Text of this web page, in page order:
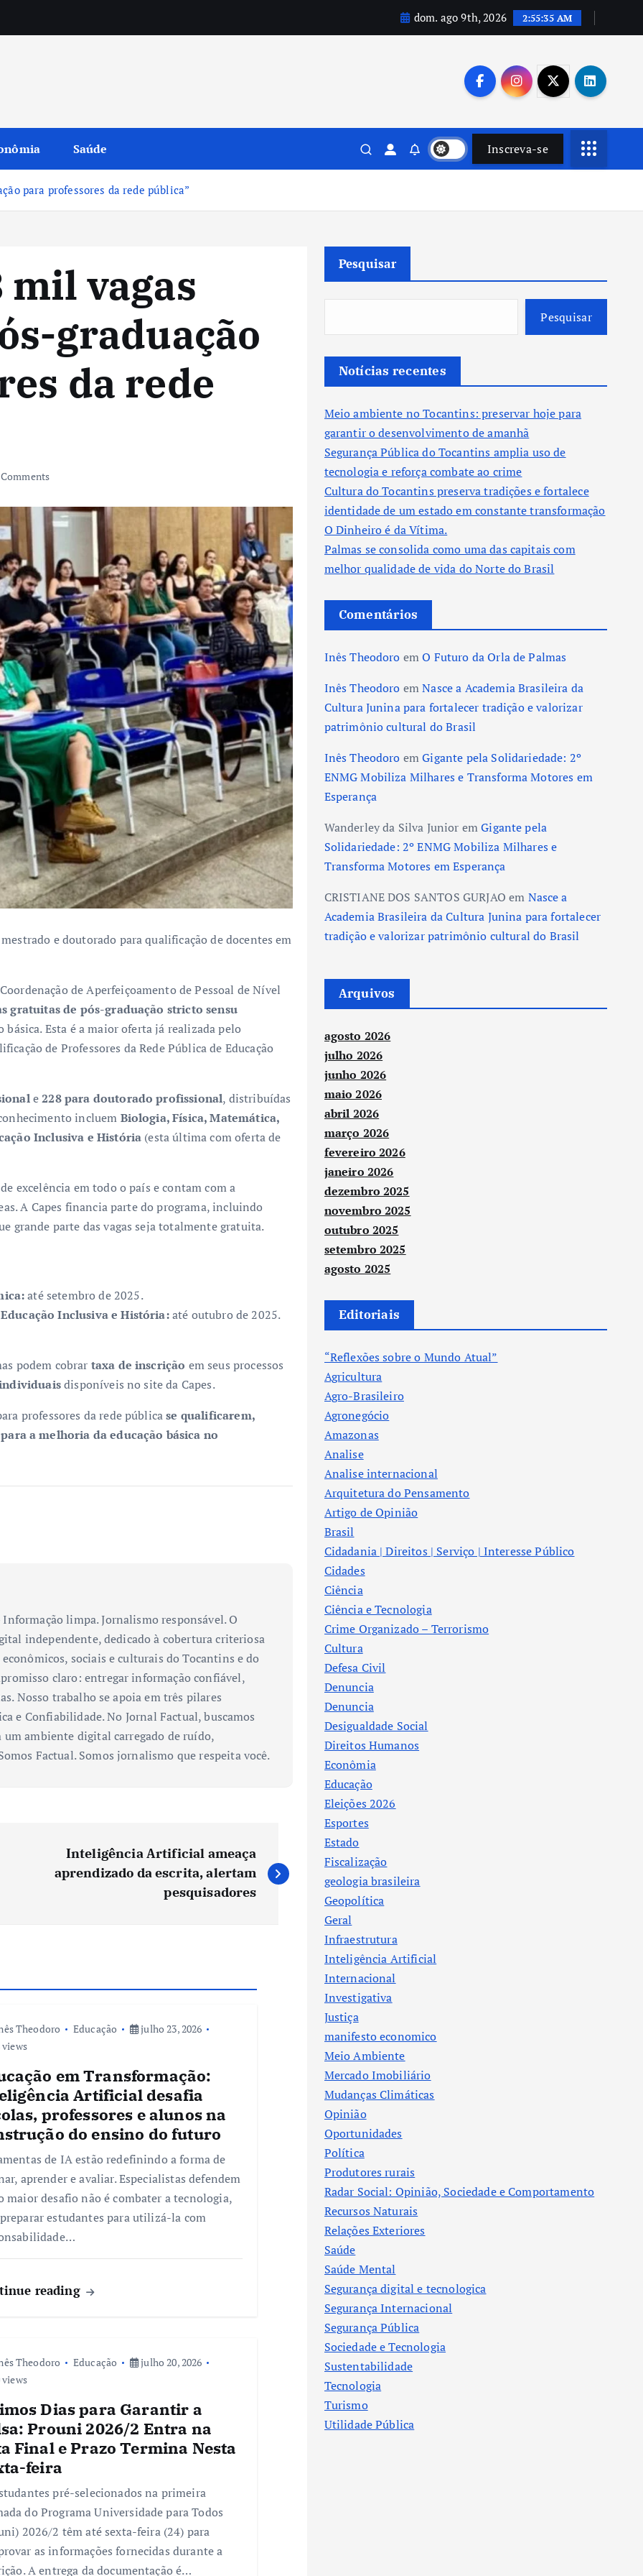
dom. ago 9th, 2026 2:55:36 AM
Saúde Inscreva-se
para professores da rede pública”
mil vagas
graduação
da rede
e doutorado para qualificação de docentes em
de Aperfeiçoamento de Pessoal de Nível
gratuitas de pós-graduação stricto sensu
básica. Esta é a maior oferta já realizada pelo
de Professores da Rede Pública de Educação
e228 para doutorado profissional, distribuídas
incluem Biologia, Física, Matemática,
Inclusiva e História (esta última com oferta de
excelência em todo o país e contam com a
A Capes financia parte do programa, incluindo
grande parte das vagas seja totalmente gratuita.
até setembro de 2025.
Inclusiva e História:até outubro de 2025.
podem cobrar taxa de inscrição em seus processos
disponíveis no site da Capes.
professores da rede públicase qualificarem,
a melhoria da educação básica no
limpa. Jornalismo responsável. O
independente, dedicado à cobertura criteriosa
sociais e culturais do Tocantins e do
claro: entregar informação confiável,
Nosso trabalho se apoia em três pilares
e Confiabilidade. No Jornal Factual, buscamos
ambiente digital carregado de ruído,
Factual. Somos jornalismo que respeita você.
Inteligência Artificial ameaça
aprendizado da escrita, alertam
pesquisadores
Theodoro Educação
julho 23, 2026
views
em Transformação:
Artificial desafia
professores e alunos na
do ensino do futuro
de IA estão redefinindo a forma de
aprender e avaliar. Especialistas defendem
maior desafio não é combater a tecnologia,
estudantes para utilizá-la com
reading
Theodoro Educação
julho 20, 2026
views
Dias para Garantir a
Prouni 2026/2 Entra na
Final e Prazo Termina Nesta
feira
pré-selecionados na primeira
do Programa Universidade para Todos
2026/2 têm até sexta-feira (24) para
as informações fornecidas durante a
A entrega da documentação é…
Pesquisar
Pesquisar
Notícias recentes
Meio ambiente no Tocantins: preservar hoje para
garantir o desenvolvimento de amanhã
Segurança Pública do Tocantins amplia uso de
tecnologia e reforça combate ao crime
Cultura do Tocantins preserva tradições e fortalece
identidade de um estado em constante transformação
O Dinheiro é da Vítima.
Palmas se consolida como uma das capitais com
melhor qualidade de vida do Norte do Brasil
Comentários
Inês Theodoro emO Futuro da Orla de Palmas
Inês Theodoro emNasce a Academia Brasileira da
Cultura Junina para fortalecer tradição e valorizar
patrimônio cultural do Brasil
Inês Theodoro emGigante pela Solidariedade: 2º
ENMG Mobiliza Milhares e Transforma Motores em
Esperança
Wanderley da Silva Junior emGigante pela
Solidariedade: 2º ENMG Mobiliza Milhares e
Transforma Motores em Esperança
CRISTIANE DOS SANTOS GURJAO em Nasce a
Academia Brasileira da Cultura Junina para fortalecer
tradição e valorizar patrimônio cultural do Brasil
Arquivos
agosto 2026
julho 2026
junho 2026
maio 2026
abril 2026
março 2026
fevereiro 2026
janeiro 2026
dezembro 2025
novembro 2025
outubro 2025
setembro 2025
agosto 2025
Editoriais
“Reflexões sobre o Mundo Atual”
Agricultura
Agro-Brasileiro
Agronegócio
Amazonas
Analise
Analise internacional
Arquitetura do Pensamento
Artigo de Opinião
Brasil
Cidadania | Direitos | Serviço | Interesse Público
Cidades
Ciência
Ciência e Tecnologia
Crime Organizado – Terrorismo
Cultura
Defesa Civil
Denuncia
Denuncia
Desigualdade Social
Direitos Humanos
Econômia
Educação
Eleições 2026
Esportes
Estado
Fiscalização
geologia brasileira
Geopolítica
Geral
Infraestrutura
Inteligência Artificial
Internacional
Investigativa
Justiça
manifesto economico
Meio Ambiente
Mercado Imobiliário
Mudanças Climáticas
Opinião
Oportunidades
Política
Produtores rurais
Radar Social: Opinião, Sociedade e Comportamento
Recursos Naturais
Relações Exteriores
Saúde
Saúde Mental
Segurança digital e tecnologica
Segurança Internacional
Segurança Pública
Sociedade e Tecnologia
Sustentabilidade
Tecnologia
Turismo
Utilidade Pública